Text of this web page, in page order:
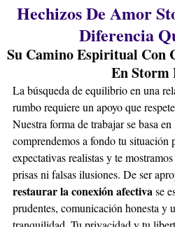
Hechizos De Amor
Diferencia
Su Camino Espiritual Con
En Storm
La búsqueda de equilibrio en una
rumbo requiere un apoyo que
Nuestra forma de trabajar se basa
comprendemos a fondo tu situación
expectativas realistas y te
prisas ni falsas ilusiones. De ser
restaurar la conexión afectivase
prudentes, comunicación honesta y